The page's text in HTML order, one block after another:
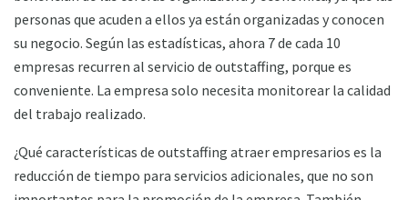
personas que acuden a ellos ya están organizadas y conocen
su negocio. Según las estadísticas, ahora 7 de cada 10
empresas recurren al servicio de outstaffing, porque es
conveniente. La empresa solo necesita monitorear la calidad
del trabajo realizado.
¿Qué características de outstaffing atraer empresarios es la
reducción de tiempo para servicios adicionales, que no son